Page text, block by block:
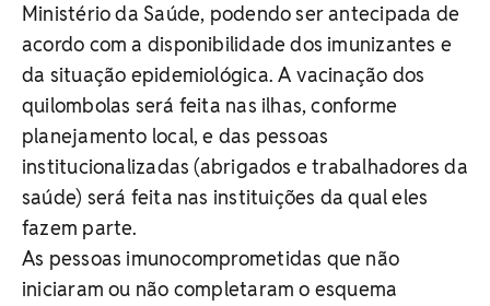
Ministério da Saúde, podendo ser antecipada de
acordo com a disponibilidade dos imunizantes e
da situação epidemiológica. A vacinação dos
quilombolas será feita nas ilhas, conforme
planejamento local, e das pessoas
institucionalizadas (abrigados e trabalhadores da
saúde) será feita nas instituições da qual eles
fazem parte.
As pessoas imunocomprometidas que não
iniciaram ou não completaram o esquema